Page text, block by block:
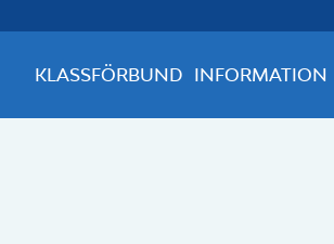
KLASSFÖRBUND INFORMATION